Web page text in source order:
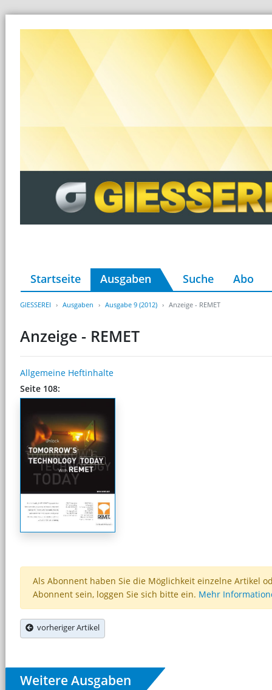
Startseite Ausgaben Suche Abo
GIESSEREI Ausgaben Ausgabe 9 (2012) Anzeige - REMET
Anzeige - REMET
Allgemeine Heftinhalte
Seite 108:
Als Abonnent haben Sie die Möglichkeit einzelne Artikel
Abonnent sein, loggen Sie sich bitte ein. Mehr
vorheriger Artikel
Weitere Ausgaben